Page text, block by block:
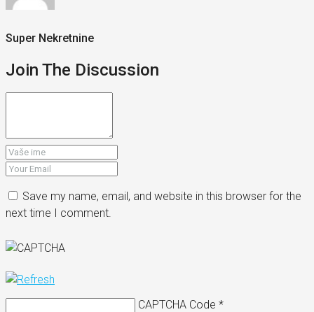
Super Nekretnine
Join The Discussion
Save my name, email, and website in this browser for the
next time I comment.
CAPTCHA Code *